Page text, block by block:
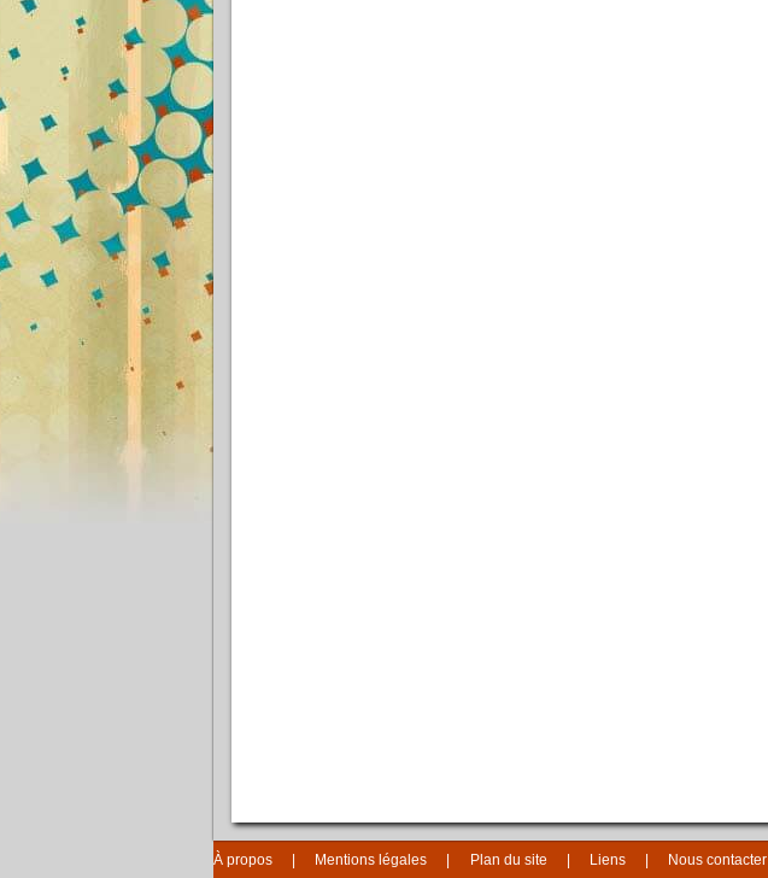
À propos Mentions légales Plan du site Liens Nous contacter